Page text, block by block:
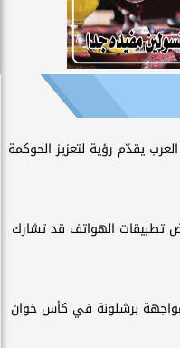
العرب يقدّم رؤية لتعزيز الحوكمة
تطبيقات الهواتف قد تشارك
برشلونة في كأس خوان